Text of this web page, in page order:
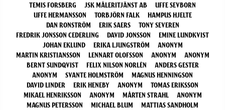
Temis Forsberg
JSK Måleritjänst AB
Uffe Sevborn
Uffe Hermansson
Torbjörn Falk
Hampus Hjelte
Dan Ronström
Erik Saers
Tony Severen
Fredrik Jonsson Cederling
David Jonsson
Emine Lundkvist
Johan Eklund
Erika Ljungström
Anonym
Martin Kristiansson
Lennart Olofsson Anonym
Anonym
Bernt Sundqvist
Felix Nilson Norlén
Anders Gester
Anonym
Svante Holmström
Magnus Henningson
David Linder
Erik Heneby Anonym
Tomas Eriksson
Mikael Henriksson
Anonym Mårten Strahl
Anonym
Magnus Petersson
Michael Blum
Mattias Sandholm